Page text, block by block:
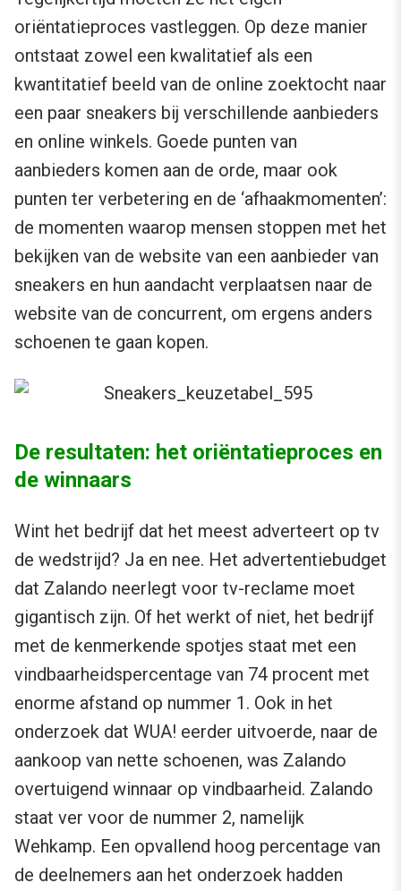
oriëntatieproces vastleggen. Op deze manier
ontstaat zowel een kwalitatief als een
kwantitatief beeld van de online zoektocht naar
een paar sneakers bij verschillende aanbieders
en online winkels. Goede punten van
aanbieders komen aan de orde, maar ook
punten ter verbetering en de ‘afhaakmomenten’:
de momenten waarop mensen stoppen met het
bekijken van de website van een aanbieder van
sneakers en hun aandacht verplaatsen naar de
website van de concurrent, om ergens anders
schoenen te gaan kopen.
De resultaten: het oriëntatieproces en
de winnaars
Wint het bedrijf dat het meest adverteert op tv
de wedstrijd? Ja en nee. Het advertentiebudget
dat Zalando neerlegt voor tv-reclame moet
gigantisch zijn. Of het werkt of niet, het bedrijf
met de kenmerkende spotjes staat met een
vindbaarheidspercentage van 74 procent met
enorme afstand op nummer 1. Ook in het
onderzoek dat WUA! eerder uitvoerde, naar de
aankoop van nette schoenen, was Zalando
overtuigend winnaar op vindbaarheid. Zalando
staat ver voor de nummer 2, namelijk
Wehkamp. Een opvallend hoog percentage van
de deelnemers aan het onderzoek hadden